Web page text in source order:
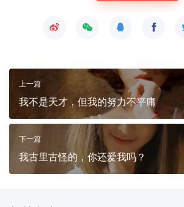
上一篇
我不是天才，但我的努力不平庸
下一篇
我古里古怪的，你还爱我吗？